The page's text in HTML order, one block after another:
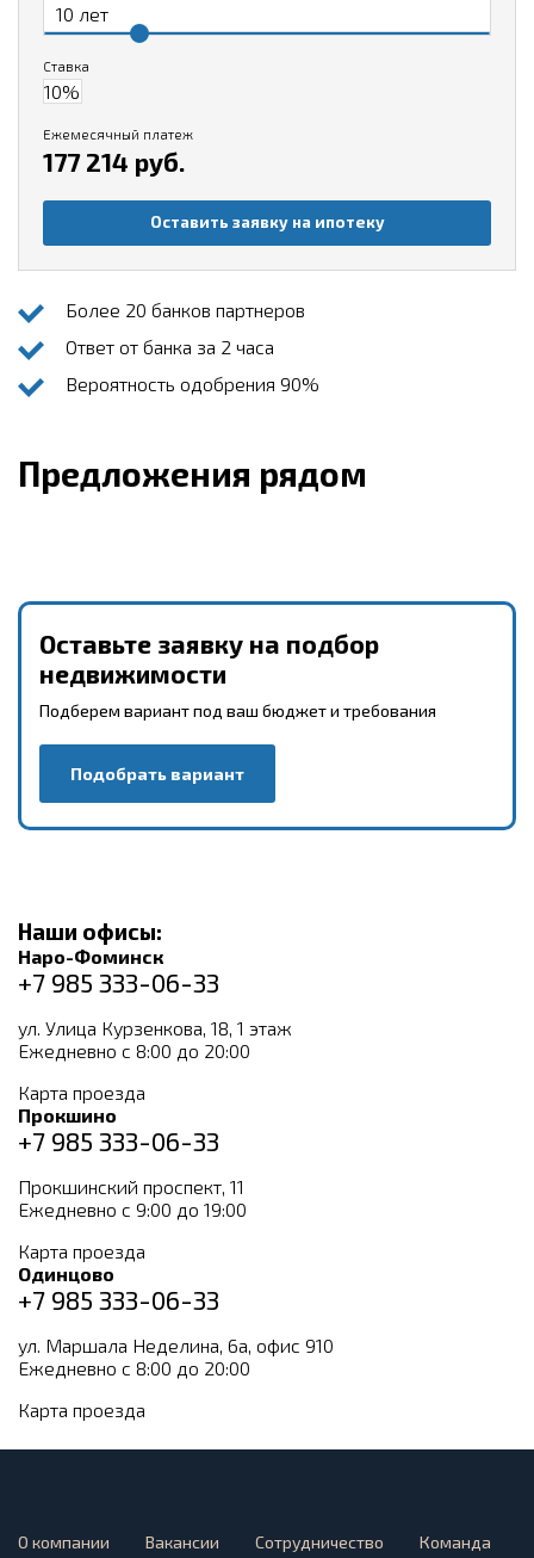
Ставка
Ежемесячный платеж
177 214 руб.
Оставить заявку на ипотеку
Более 20 банков партнеров
Ответ от банка за 2 часа
Вероятность одобрения 90%
Предложения рядом
Оставьте заявку на подбор
недвижимости
Подберем вариант под ваш бюджет и требования
Подобрать вариант
Наши офисы:
Наро-Фоминск
+7 985 333-06-33
ул. Улица Курзенкова, 18, 1 этаж
Ежедневно с 8:00 до 20:00
Карта проезда
Прокшино
+7 985 333-06-33
Прокшинский проспект, 11
Ежедневно с 9:00 до 19:00
Карта проезда
Одинцово
+7 985 333-06-33
ул. Маршала Неделина, 6а, офис 910
Ежедневно с 8:00 до 20:00
Карта проезда
О компании Вакансии Сотрудничество
Команда